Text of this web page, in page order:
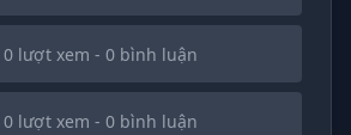
0 lượt xem - 0 bình luận
0 lượt xem - 0 bình luận